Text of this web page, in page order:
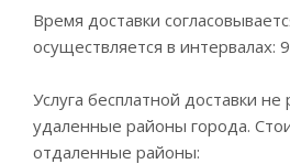
Время доставки
осуществляется в интервалах:
Услуга бесплатной доставки не
удаленные районы города.
отдаленные районы: